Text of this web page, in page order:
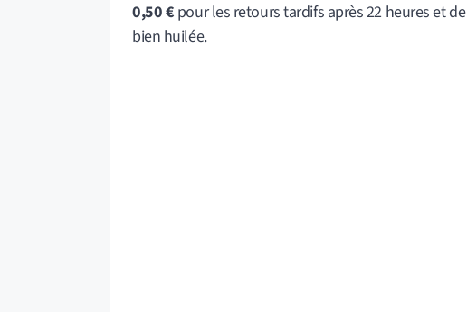
0,50 € pour les retours tardifs après 22 heures et de
bien huilée.